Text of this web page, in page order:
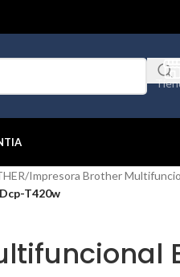
/Impresora Brother
T420w